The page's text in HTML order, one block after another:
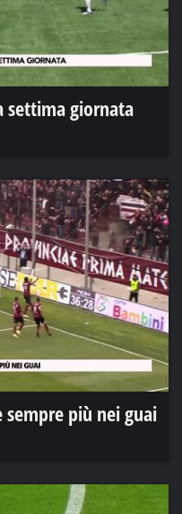
settima giornata
sempre più nei guai